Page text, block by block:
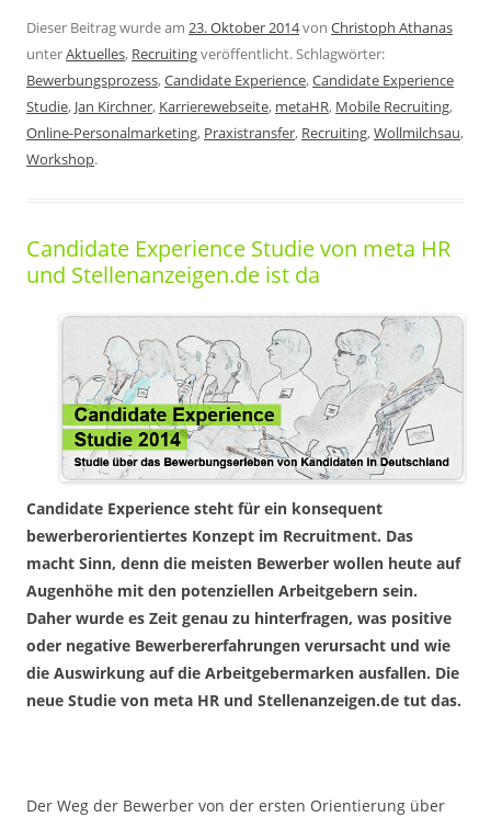
Dieser Beitrag wurde am 23. Oktober 2014von Christoph Athanas
unterAktuelles, Recruitingveröffentlicht. Schlagwörter:
Bewerbungsprozess,Candidate Experience,Candidate Experience
Studie, Jan Kirchner, Karrierewebseite, metaHR, Mobile Recruiting,
Online-Personalmarketing, Praxistransfer, Recruiting,Wollmilchsau,
Workshop.
Candidate Experience Studie von meta HR
und Stellenanzeigen.de ist da
Candidate Experience steht für ein konsequent
bewerberorientiertes Konzept im Recruitment. Das
macht Sinn, denn die meisten Bewerber wollen heute auf
Augenhöhe mit den potenziellen Arbeitgebern sein.
Daher wurde es Zeit genau zu hinterfragen, was positive
oder negative Bewerbererfahrungen verursacht und wie
die Auswirkung auf die Arbeitgebermarken ausfallen. Die
neue Studie von meta HR und Stellenanzeigen.de tut das.
Der Weg der Bewerber von der ersten Orientierung über